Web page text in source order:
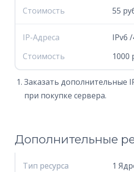
Стоимость
55
IP-Адреса
IPv6
Стоимость
1000
Заказать дополнительные
при покупке сервера.
Дополнительные
Тип ресурса
Тип ресурса
1